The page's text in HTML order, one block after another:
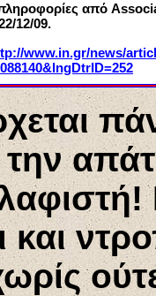
από
12/09.
www.in.gr/news/
την